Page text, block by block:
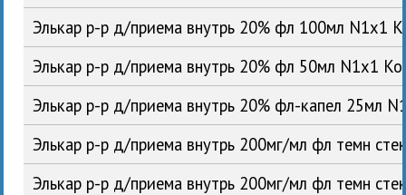
Элькар р-р д/приема внутрь 20% фл 100мл N1x1
Элькар р-р д/приема внутрь 20% фл 50мл N1x1
Элькар р-р д/приема внутрь 20% фл-капел 25мл
Элькар р-р д/приема внутрь 200мг/мл фл темн
Элькар р-р д/приема внутрь 200мг/мл фл темн